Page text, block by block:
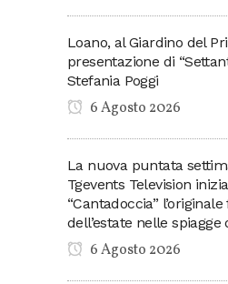
Loano, al Giardino del
presentazione di
Stefania Poggi
6 Agosto 2026
La nuova puntata
Tgevents Television
“Cantadoccia”
dell’estate nelle
6 Agosto 2026